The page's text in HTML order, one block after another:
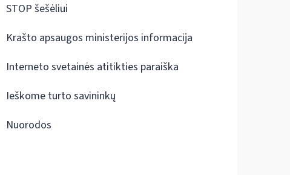
STOP šešėliui
Krašto apsaugos ministerijos informacija
Interneto svetainės atitikties paraiška
Ieškome turto savininkų
Nuorodos